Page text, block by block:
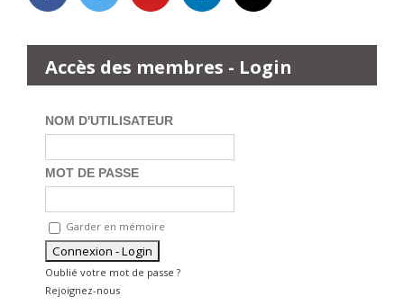
Accès des membres - Login
NOM D'UTILISATEUR
MOT DE PASSE
Garder en mémoire
Oublié votre mot de passe ?
Rejoignez-nous